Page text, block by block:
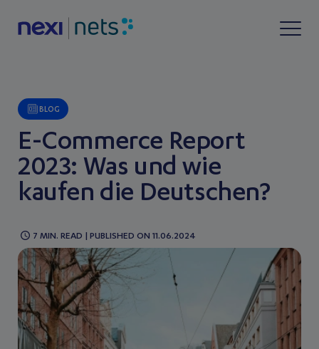
BLOG
E-Commerce Report
2023: Was und wie
kaufen die Deutschen?
7 MIN. READ | PUBLISHED ON 11.06.2024